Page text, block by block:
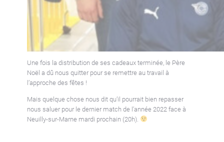
Une fois la distribution de ses cadeaux terminée, le Père
Noël a dû nous quitter pour se remettre au travail à
l’approche des fêtes !
Mais quelque chose nous dit qu’il pourrait bien repasser
nous saluer pour le dernier match de l’année 2022 face à
Neuilly-sur-Marne mardi prochain (20h).